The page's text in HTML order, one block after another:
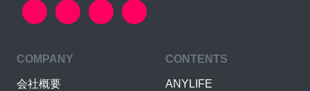
COMPANY
会社概要
CONTENTS
ANYLIFE